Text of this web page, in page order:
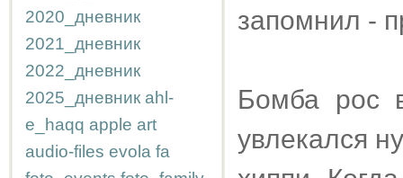
2020_дневник
2021_дневник
2022_дневник
2025_дневник ahl-
e_haqq apple art
audio-files evola fa
запомнил -
Бомба рос
увлекался